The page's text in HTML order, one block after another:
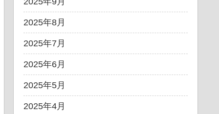
2025年8月
2025年7月
2025年6月
2025年5月
2025年4月